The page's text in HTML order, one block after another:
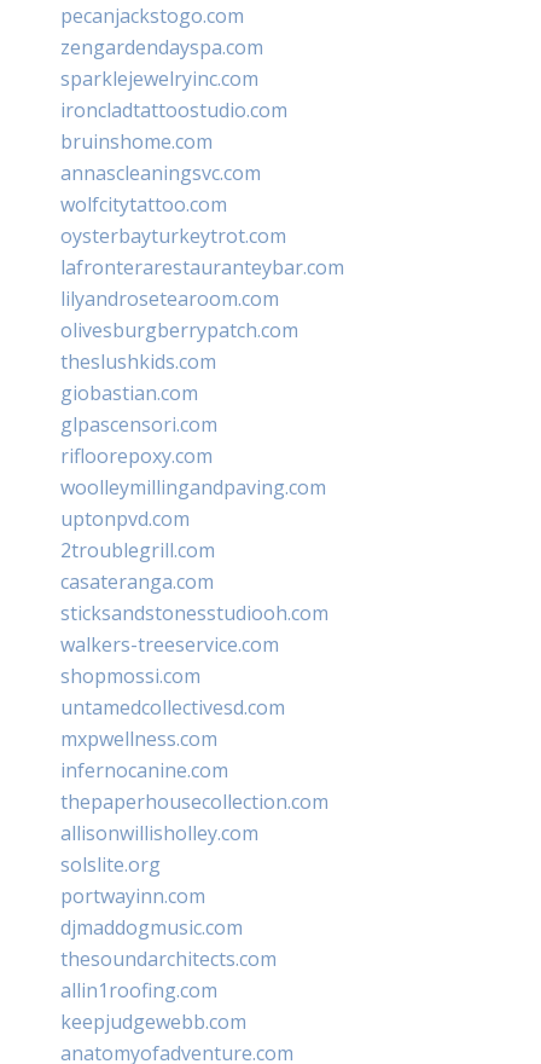
pecanjackstogo.com
zengardendayspa.com
sparklejewelryinc.com
ironcladtattoostudio.com
bruinshome.com
annascleaningsvc.com
wolfcitytattoo.com
oysterbayturkeytrot.com
lafronterarestauranteybar.com
lilyandrosetearoom.com
olivesburgberrypatch.com
theslushkids.com
giobastian.com
glpascensori.com
rifloorepoxy.com
woolleymillingandpaving.com
uptonpvd.com
2troublegrill.com
casateranga.com
sticksandstonesstudiooh.com
walkers-treeservice.com
shopmossi.com
untamedcollectivesd.com
mxpwellness.com
infernocanine.com
thepaperhousecollection.com
allisonwillisholley.com
solslite.org
portwayinn.com
djmaddogmusic.com
thesoundarchitects.com
allin1roofing.com
keepjudgewebb.com
anatomyofadventure.com